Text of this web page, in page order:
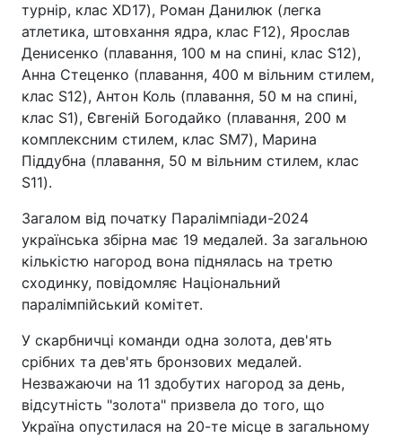
турнір, клас XD17), Роман Данилюк (легка
атлетика, штовхання ядра, клас F12), Ярослав
Денисенко (плавання, 100 м на спині, клас S12),
Анна Стеценко (плавання, 400 м вільним стилем,
клас S12), Антон Коль (плавання, 50 м на спині,
клас S1), Євгеній Богодайко (плавання, 200 м
комплексним стилем, клас SM7), Марина
Піддубна (плавання, 50 м вільним стилем, клас
S11).
Загалом від початку Паралімпіади-2024
українська збірна має 19 медалей. За загальною
кількістю нагород вона піднялась на третю
сходинку, повідомляє Національний
паралімпійський комітет.
У скарбничці команди одна золота, дев'ять
срібних та дев'ять бронзових медалей.
Незважаючи на 11 здобутих нагород за день,
відсутність "золота" призвела до того, що
Україна опустилася на 20-те місце в загальному